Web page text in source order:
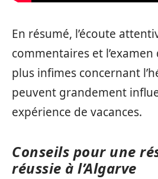
En résumé, l’écoute
commentaires et
plus infimes concernant
peuvent grandement
expérience de vacances.
Conseils pour une
réussie à l’Algarve